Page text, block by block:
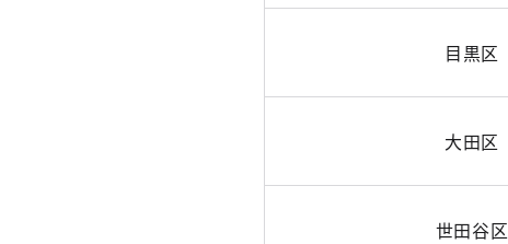
目黒区
大田区
世田谷区